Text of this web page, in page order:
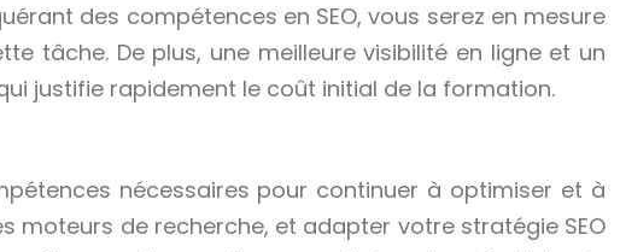
des compétences en SEO, vous serez en mesure
tâche. De plus, une meilleure visibilité en ligne et un
justifie rapidement le coût initial de la formation.
nécessaires pour continuer à optimiser et à
moteurs de recherche, et adapter votre stratégie SEO